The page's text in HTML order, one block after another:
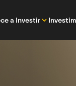
a Investir